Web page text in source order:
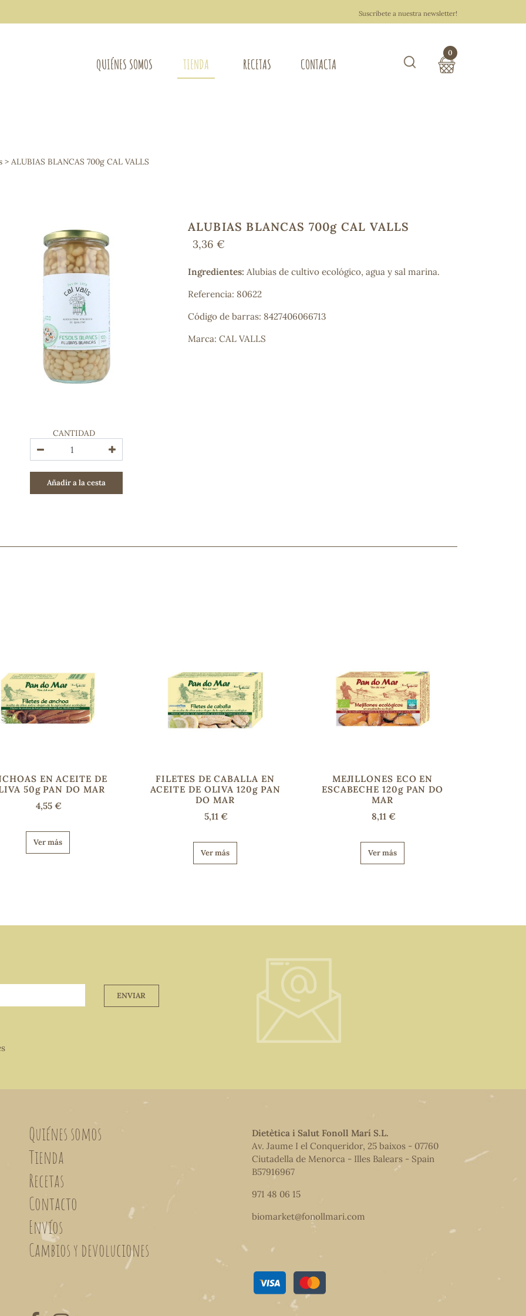
Suscríbete a nuestra newsletter!
QUIÉNES SOMOS TIENDA
Osteo-articular
Mujer
Extracto de plantas
Ácidos Grasos
Depurativos
Bienestar emocional
Jalea Real
Memoria
Deporte
Digestivos
Circulatorio, colesterol y glucosa
Superalimentos
Proteína
COSMÉTICA E HIGIENE PERSONAL
Cremas, lociones y aceites corporales
Hombre
Higiene personal
Labiales
Higiene íntima
contáctanos
y lo encontraremos
RECETAS CONTACTA
0
> ALUBIAS BLANCAS 700g CAL VALLS
CANTIDAD
Añadir a la cesta
ALUBIAS BLANCAS 700g CAL VALLS
3,36 €
Ingredientes: Alubias de cultivo ecológico, agua y sal marina.
Referencia: 80622
Código de barras: 8427406066713
Marca: CAL VALLS
EN ACEITE DE
50g PAN DO MAR
4,55 €
Ver más
FILETES DE CABALLA EN
ACEITE DE OLIVA 120g PAN
DO MAR
5,11 €
Ver más
MEJILLONES ECO EN
ESCABECHE 120g PAN DO
MAR
8,11 €
Ver más
ENVIAR
Quiénes somos
Tienda
Recetas
Contacto
Envíos
Cambios y devoluciones
Dietètica i Salut Fonoll Marí S.L.
Av. Jaume I el Conqueridor, 25 baixos - 07760
Ciutadella de Menorca - Illes Balears - Spain
B57916967
971 48 06 15
biomarket@fonollmari.com